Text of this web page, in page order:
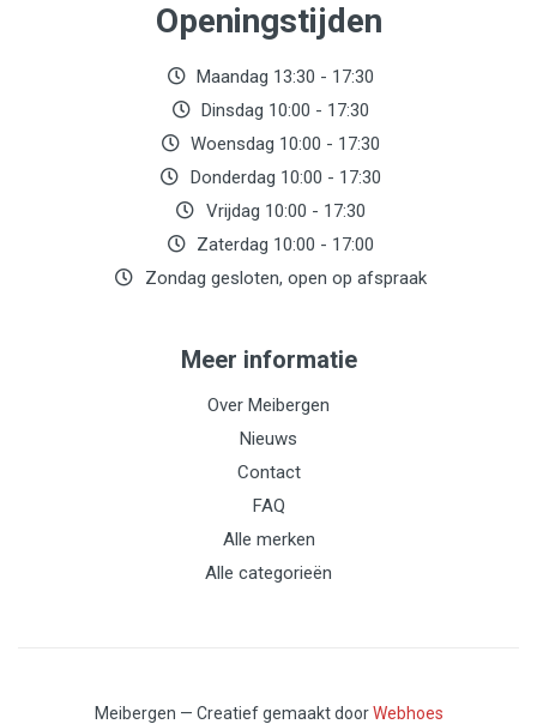
Openingstijden
Maandag 13:30 - 17:30
Dinsdag 10:00 - 17:30
Woensdag 10:00 - 17:30
Donderdag 10:00 - 17:30
Vrijdag 10:00 - 17:30
Zaterdag 10:00 - 17:00
Zondag gesloten, open op afspraak
Meer informatie
Over Meibergen
Nieuws
Contact
FAQ
Alle merken
Alle categorieën
Meibergen — Creatief gemaakt doorWebhoes